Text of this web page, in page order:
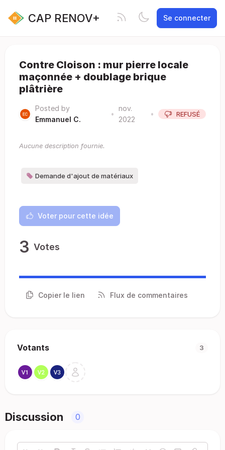
CAP RENOV+ Se connecter
Contre Cloison : mur pierre locale
maçonnée + doublage brique
plâtrière
Posted by
Emmanuel C.
•
nov.
2022
• REFUSÉ
Aucune description fournie.
Demande d'ajout de matériaux
Voter pour cette idée
3 Votes
Copier le lien Flux de commentaires
Votants 3
Discussion 0